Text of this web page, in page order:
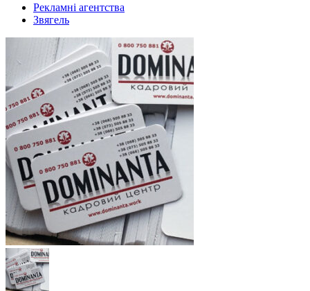
Рекламні агентства
Звягель